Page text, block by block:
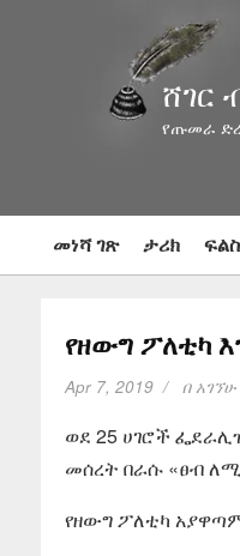
ሸገር
የጡመራ
መነሻ ገጽ ታሪክ
የዘውግ ፖለቲካ
Apr 7, 2019 በ
ወደ 25 ሀገሮች
መሰረት በራሱ «ፀብ
የዘውግ ፖለቲካ